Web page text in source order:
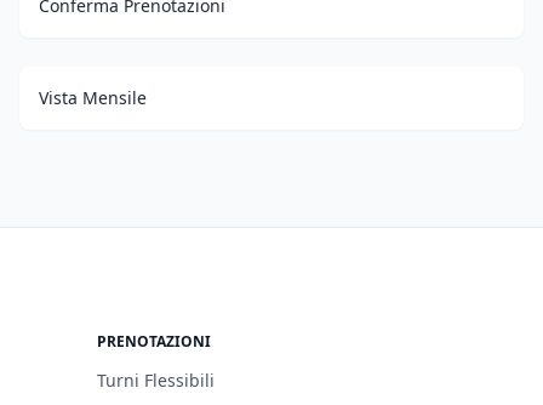
Conferma Prenotazioni
Vista Mensile
PRENOTAZIONI
Turni Flessibili